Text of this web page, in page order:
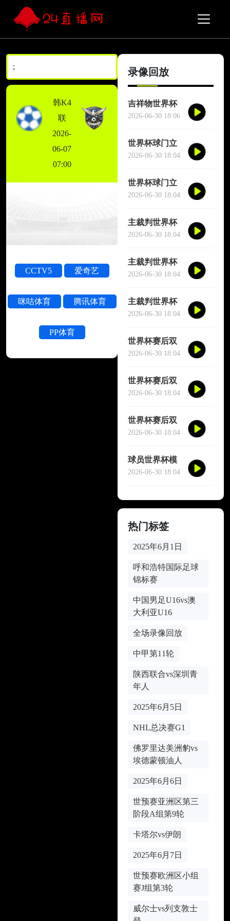
;
韩K4
联
2026-
06-07
07:00
CCTV5 爱奇艺
咪咕体育 腾讯体育
PP体育
录像回放
吉祥物世界杯
场边跳舞干扰
2026-06-30 18:06
世界杯球门立
柱三次救险
2026-06-30 18:04
世界杯球门立
柱三次救险
2026-06-30 18:04
主裁判世界杯
被撞晕短暂失
2026-06-30 18:04
主裁判世界杯
被撞晕短暂失
2026-06-30 18:04
主裁判世界杯
被撞晕短暂失
2026-06-30 18:04
世界杯赛后双
方球员大规模
2026-06-30 18:04
世界杯赛后双
方球员大规模
2026-06-30 18:04
世界杯赛后双
方球员大规模
2026-06-30 18:04
球员世界杯模
仿哈兰德冥想
2026-06-30 18:04
热门标签
2025年6月1日
呼和浩特国际足球
锦标赛
中国男足U16vs澳
大利亚U16
全场录像回放
中甲第11轮
陕西联合vs深圳青
年人
2025年6月5日
NHL总决赛G1
佛罗里达美洲豹vs
埃德蒙顿油人
2025年6月6日
世预赛亚洲区第三
阶段A组第9轮
卡塔尔vs伊朗
2025年6月7日
世预赛欧洲区小组
赛J组第3轮
威尔士vs列支敦士